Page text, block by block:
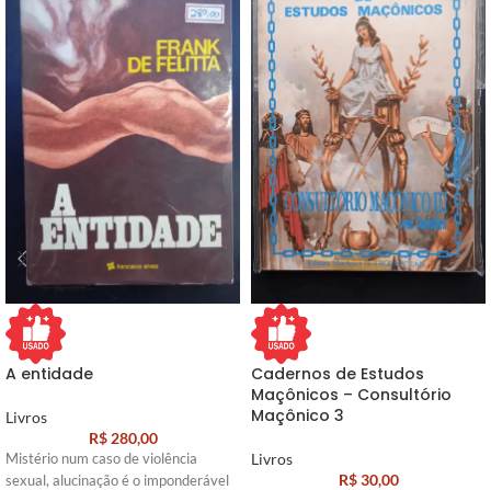
A entidade
Livros
R$280,00
Mistério num caso de violência
sexual, alucinação é o imponderável
Cadernos de Estudos
Maçônicos – Consultório
Maçônico 3
Livros
R$30,00